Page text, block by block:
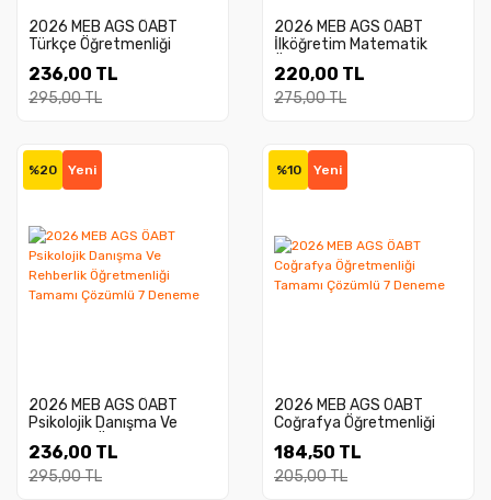
2026 MEB AGS ÖABT
Türkçe Öğretmenliği
Deneme
236,00 TL
295,00 TL
2026 MEB AGS ÖABT
İlköğretim Matematik
Çözümlü 7 Deneme
220,00 TL
275,00 TL
%20 Yeni
2026 MEB AGS ÖABT
Psikolojik Danışma Ve
Tamamı Çözümlü 7
Deneme
236,00 TL
295,00 TL
%10 Yeni
2026 MEB AGS ÖABT
Coğrafya Öğretmenliği
Deneme
184,50 TL
205,00 TL